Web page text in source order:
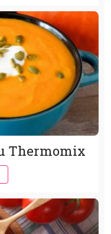
Thermomix